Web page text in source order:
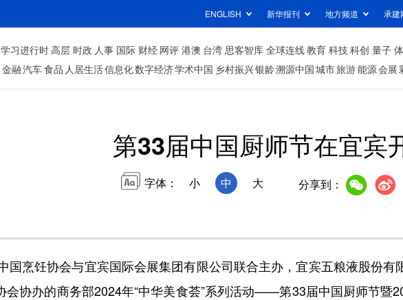
ENGLISH 新华报刊 地方频道 承建
学习进行时高层 时政 人事 国际 财经 网评 港澳 台湾 思客智库 全球连线教育 科技科创 量子
金融汽车食品 人居生活信息化数字经济学术中国 乡村振兴银龄溯源中国城市旅游能源会展
第33届中国厨师节在宜宾
字体： 小 中 大 分享到：
烹饪协会与宜宾国际会展集团有限公司联合主办，宜宾五粮液股份有
会协办的商务部2024年“中华美食荟”系列活动——第33届中国厨师节暨